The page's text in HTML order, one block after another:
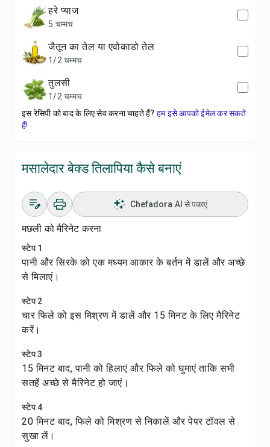
हरे प्याज
5 चम्मच
जैतून का तेल या एवोकाडो तेल
1/2 चम्मच
तुलसी
1/2 चम्मच
इस रेसिपी को बाद के लिए सेव करना चाहते हैं? हम इसे आपको ईमेल कर सकते
हैं!
मसालेदार बेक्ड तिलापिया कैसे बनाएं
Chefadora AI से पकाएं
मछली को मैरिनेट करना
स्टेप 1
पानी और सिरके को एक मध्यम आकार के बर्तन में डालें और अच्छे
से मिलाएं।
स्टेप 2
चार फिले को इस मिश्रण में डालें और 15 मिनट के लिए मैरिनेट
करें।
स्टेप 3
15 मिनट बाद, पानी को हिलाएं और फिले को घुमाएं ताकि सभी
सतहें अच्छे से मैरिनेट हो जाएं।
स्टेप 4
20 मिनट बाद, फिले को मिश्रण से निकालें और पेपर टॉवल से
सुखा लें।